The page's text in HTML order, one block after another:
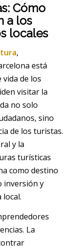
Cómo
a los
locales
,
está
de los
visitar la
no solo
sino
de los turistas.
y la
turísticas
como destino
inversión y
La